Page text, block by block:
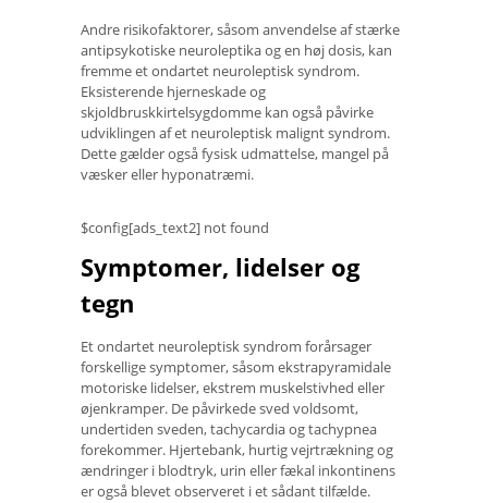
Andre risikofaktorer, såsom anvendelse af stærke
antipsykotiske neuroleptika og en høj dosis, kan
fremme et ondartet neuroleptisk syndrom.
Eksisterende hjerneskade og
skjoldbruskkirtelsygdomme kan også påvirke
udviklingen af ​​et neuroleptisk malignt syndrom.
Dette gælder også fysisk udmattelse, mangel på
væsker eller hyponatræmi.
$config[ads_text2] not found
Symptomer, lidelser og
tegn
Et ondartet neuroleptisk syndrom forårsager
forskellige symptomer, såsom ekstrapyramidale
motoriske lidelser, ekstrem muskelstivhed eller
øjenkramper. De påvirkede sved voldsomt,
undertiden sveden, tachycardia og tachypnea
forekommer. Hjertebank, hurtig vejrtrækning og
ændringer i blodtryk, urin eller fækal inkontinens
er også blevet observeret i et sådant tilfælde.